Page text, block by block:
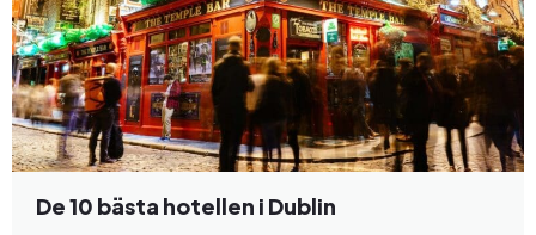
De 10 bästa hotellen i Dublin